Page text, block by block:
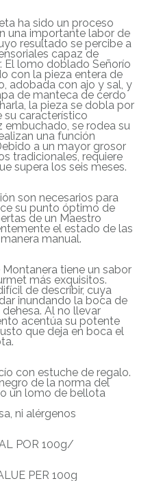
ha sido un proceso
una importante labor de
resultado se percibe a
capaz de
El lomo doblado Señorío
con la pieza entera de
adobada con ajo y sal, y
de manteca de cerdo
la pieza se dobla por
su característico
embuchado, se rodea su
una función
a un mayor grosor
tradicionales, requiere
supera los seis meses.
son necesarios para
su punto óptimo de
de un Maestro
el estado de las
manual.
tiene un sabor
más exquisitos.
de describir, cuya
inundando la boca de
Al no llevar
acentúa su potente
que deja en boca el
con estuche de regalo.
de la norma del
un lomo de bellota
ni alérgenos
POR 100g/
PER 100g